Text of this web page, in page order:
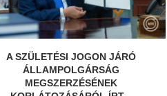
A SZÜLETÉSI JOGON JÁRÓ
ÁLLAMPOLGÁRSÁG
MEGSZERZÉSÉNEK